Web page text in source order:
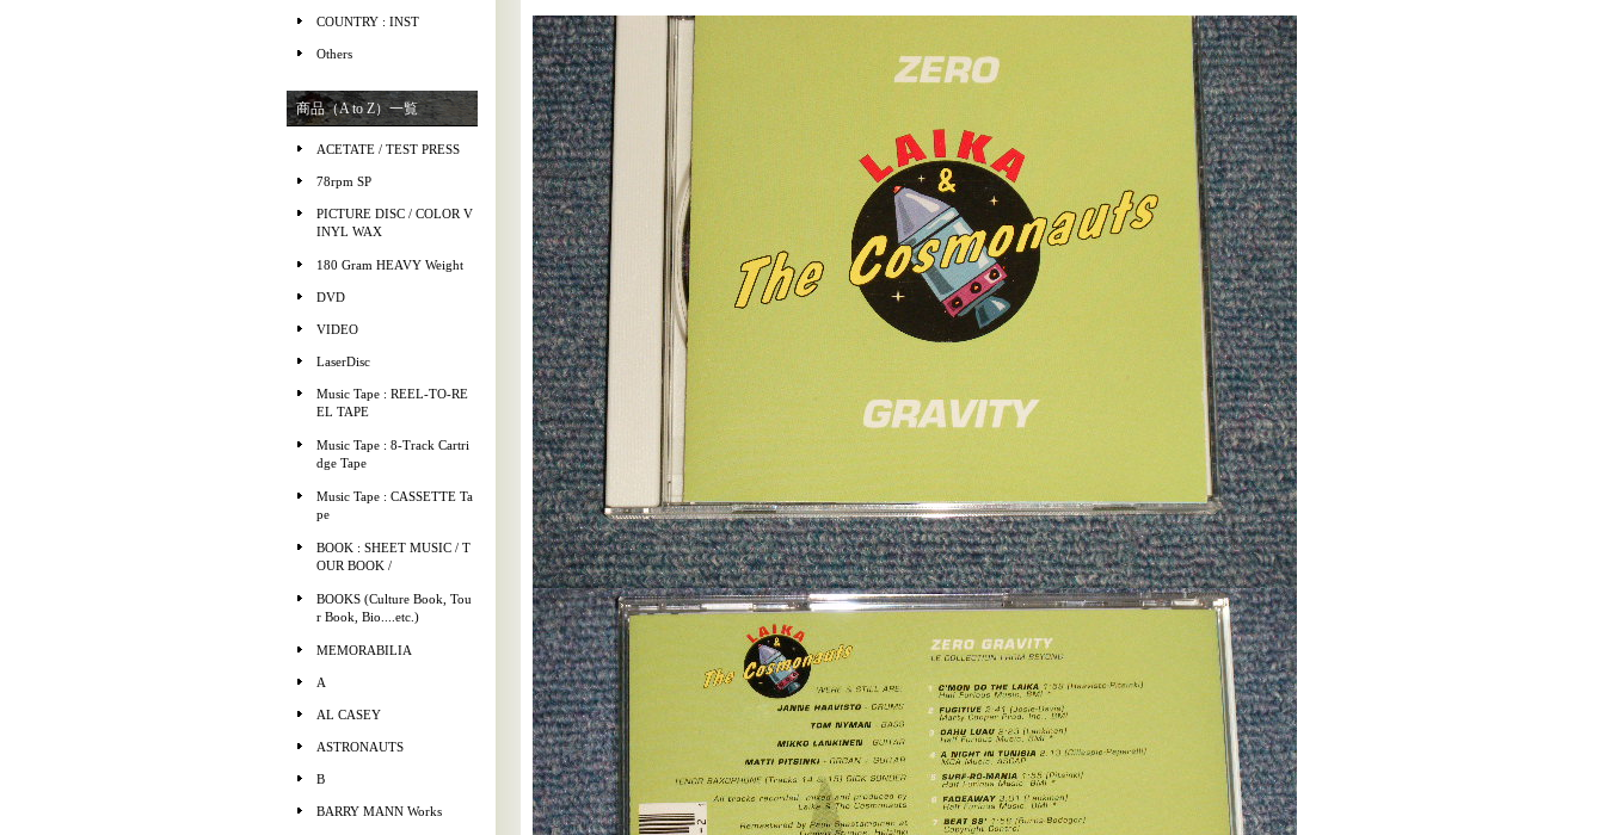
COUNTRY : INST
Others
商品（A to Z）一覧
ACETATE / TEST PRESS
78rpm SP
PICTURE DISC / COLOR V
INYL WAX
180 Gram HEAVY Weight
DVD
VIDEO
LaserDisc
Music Tape : REEL-TO-RE
EL TAPE
Music Tape : 8-Track Cartri
dge Tape
Music Tape : CASSETTE Ta
pe
BOOK : SHEET MUSIC / T
OUR BOOK /
BOOKS (Culture Book, Tou
r Book, Bio....etc.)
MEMORABILIA
A
AL CASEY
ASTRONAUTS
B
BARRY MANN Works